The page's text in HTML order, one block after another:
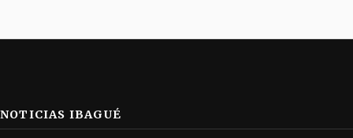
NOTICIAS IBAGUÉ